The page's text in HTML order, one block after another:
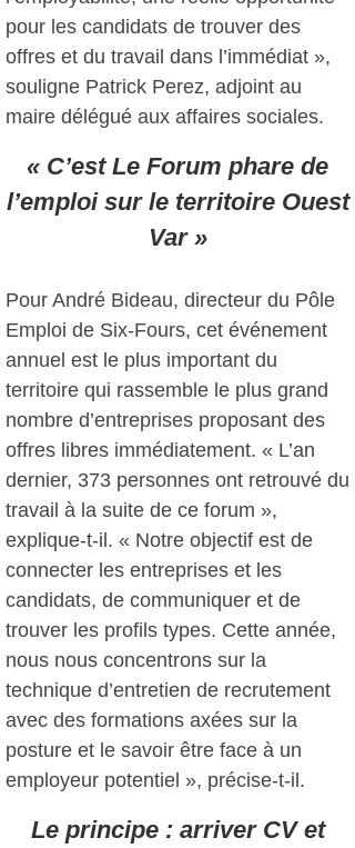
pour les candidats de trouver des
offres et du travail dans l’immédiat »,
souligne Patrick Perez, adjoint au
maire délégué aux affaires sociales.
« C’est Le Forum phare de
l’emploi sur le territoire Ouest
Var »
Pour André Bideau, directeur du Pôle
Emploi de Six-Fours, cet événement
annuel est le plus important du
territoire qui rassemble le plus grand
nombre d’entreprises proposant des
offres libres immédiatement. « L’an
dernier, 373 personnes ont retrouvé du
travail à la suite de ce forum »,
explique-t-il. « Notre objectif est de
connecter les entreprises et les
candidats, de communiquer et de
trouver les profils types. Cette année,
nous nous concentrons sur la
technique d’entretien de recrutement
avec des formations axées sur la
posture et le savoir être face à un
employeur potentiel », précise-t-il.
Le principe : arriver CV et